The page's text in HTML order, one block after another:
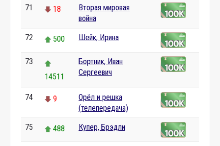
71 18
Вторая мировая
война
72 500 Шейк, Ирина
73
14511
Бортник, Иван
Сергеевич
74 9
Орёл и решка
(телепередача)
75 488 Купер, Брэдли